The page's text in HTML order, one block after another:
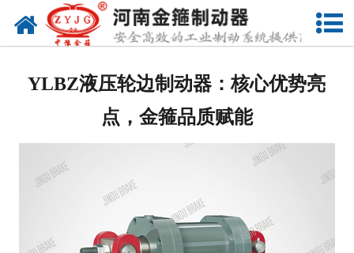
网站首页
新闻动态
YLBZ液压轮边制动器：核心优势亮
点，金箍品质赋能